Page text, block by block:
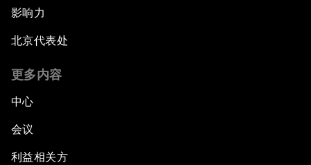
影响力
北京代表处
更多内容
中心
会议
利益相关方